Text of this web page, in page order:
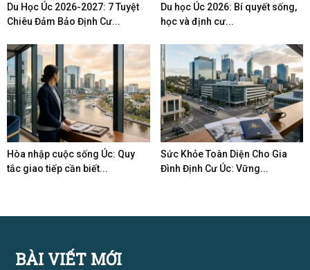
Du Học Úc 2026-2027: 7 Tuyệt
Chiêu Đảm Bảo Định Cư...
Du học Úc 2026: Bí quyết sống,
học và định cư...
Hòa nhập cuộc sống Úc: Quy
tắc giao tiếp cần biết...
Sức Khỏe Toàn Diện Cho Gia
Đình Định Cư Úc: Vững...
BÀI VIẾT MỚI